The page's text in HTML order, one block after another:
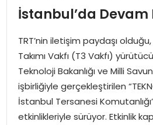
TEKNOLOJI
İstanbul’da Devam
TRT’nin iletişim paydaşı
Takımı Vakfı (T3 Vakfı)
Teknoloji Bakanlığı ve Milli
işbirliğiyle gerçekleştirilen
İstanbul Tersanesi
etkinlikleriyle sürüyor. Etkinlik